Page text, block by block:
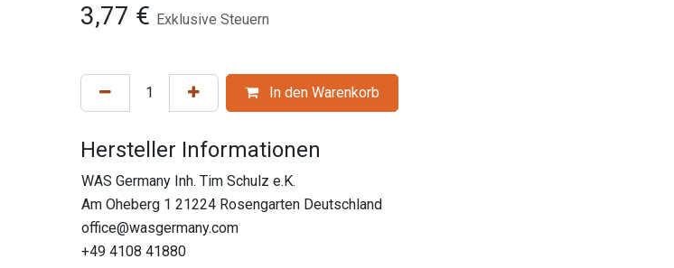
3,77 € Exklusive Steuern
In den Warenkorb
Hersteller Informationen
WAS Germany Inh. Tim Schulz e.K.
Am Oheberg 1 21224 Rosengarten Deutschland
office@wasgermany.com
+49 4108 41880